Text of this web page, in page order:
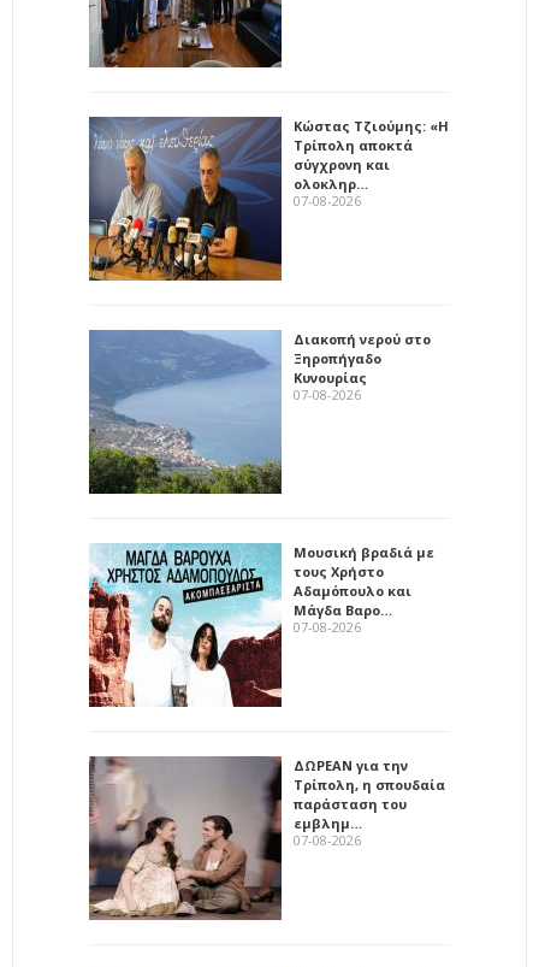
Κώστας Τζιούμης: «Η
Τρίπολη αποκτά
σύγχρονη και
ολοκληρ…
07-08-2026
Διακοπή νερού στο
Ξηροπήγαδο
Κυνουρίας
07-08-2026
Μουσική βραδιά με
τους Χρήστο
Αδαμόπουλο και
Μάγδα Βαρο…
07-08-2026
ΔΩΡΕΑΝ για την
Τρίπολη, η σπουδαία
παράσταση του
εμβλημ…
07-08-2026